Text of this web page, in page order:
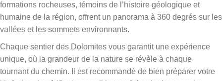
formations rocheuses, témoins de l’histoire géologique et
humaine de la région, offrent un panorama à 360 degrés sur les
vallées et les sommets environnants.
Chaque sentier des Dolomites vous garantit une expérience
unique, où la grandeur de la nature se révèle à chaque
tournant du chemin. Il est recommandé de bien préparer votre